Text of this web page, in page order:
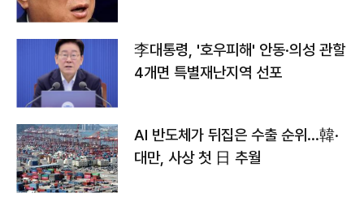
李대통령, '호우피해' 안동·의성 관할
4개면 특별재난지역 선포
AI 반도체가 뒤집은 수출 순위…韓·
대만, 사상 첫 日 추월